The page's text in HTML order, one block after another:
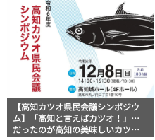
【高知カツオ県民会議シンポジウ
ム】「高知と言えばカツオ！」…
だったのが高知の美味しいカツオ